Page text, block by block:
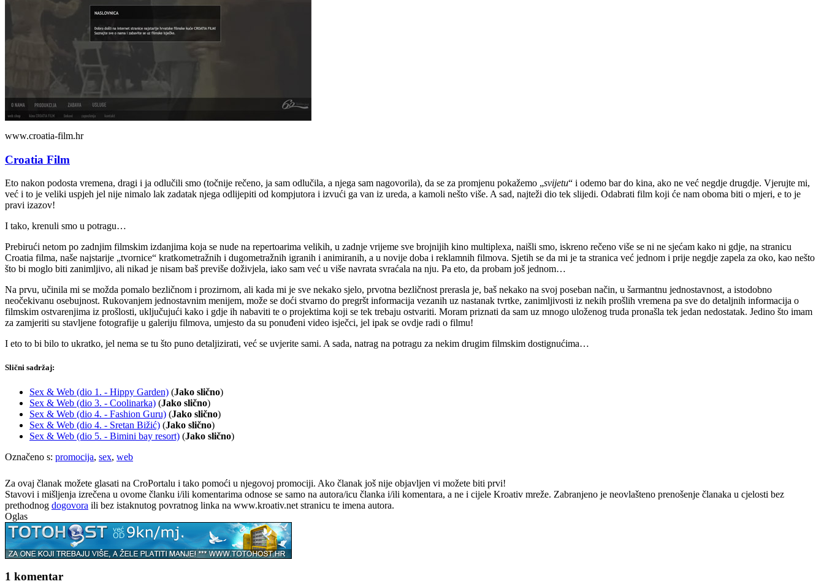
www.croatia-film.hr
Croatia Film
Eto nakon podosta vremena, dragi i ja odlučili smo (točnije rečeno, ja sam odlučila, a njega sam nagovorila), da se za promjenu pokažemo „svijetu“ i odemo bar do kina, ako ne već negdje drugdje. Vjerujte mi,
već i to je veliki uspjeh jel nije nimalo lak zadatak njega odlijepiti od kompjutora i izvući ga van iz ureda, a kamoli nešto više. A sad, najteži dio tek slijedi. Odabrati film koji će nam oboma biti o mjeri, e to je
pravi izazov!
I tako, krenuli smo u potragu…
Prebirući netom po zadnjim filmskim izdanjima koja se nude na repertoarima velikih, u zadnje vrijeme sve brojnijih kino multiplexa, naišli smo, iskreno rečeno više se ni ne sjećam kako ni gdje, na stranicu
Croatia filma, naše najstarije „tvornice“ kratkometražnih i dugometražnih igranih i animiranih, a u novije doba i reklamnih filmova. Sjetih se da mi je ta stranica već jednom i prije negdje zapela za oko, kao nešto
što bi moglo biti zanimljivo, ali nikad je nisam baš previše doživjela, iako sam već u više navrata svraćala na nju. Pa eto, da probam još jednom…
Na prvu, učinila mi se možda pomalo bezličnom i prozirnom, ali kada mi je sve nekako sjelo, prvotna bezličnost prerasla je, baš nekako na svoj poseban način, u šarmantnu jednostavnost, a istodobno
neočekivanu osebujnost. Rukovanjem jednostavnim menijem, može se doći stvarno do pregršt informacija vezanih uz nastanak tvrtke, zanimljivosti iz nekih prošlih vremena pa sve do detaljnih informacija o
filmskim ostvarenjima iz prošlosti, uključujući kako i gdje ih nabaviti te o projektima koji se tek trebaju ostvariti. Moram priznati da sam uz mnogo uloženog truda pronašla tek jedan nedostatak. Jedino što imam
za zamjeriti su stavljene fotografije u galeriju filmova, umjesto da su ponuđeni video isječci, jel ipak se ovdje radi o filmu!
I eto to bi bilo to ukratko, jel nema se tu što puno detaljizirati, već se uvjerite sami. A sada, natrag na potragu za nekim drugim filmskim dostignućima…
Slični sadržaj:
Sex & Web (dio 1. - Hippy Garden) (Jako slično)
Sex & Web (dio 3. - Coolinarka) (Jako slično)
Sex & Web (dio 4. - Fashion Guru) (Jako slično)
Sex & Web (dio 4. - Sretan Bižić) (Jako slično)
Sex & Web (dio 5. - Bimini bay resort) (Jako slično)
Označeno s: promocija, sex, web
Za ovaj članak možete glasati na CroPortalu i tako pomoći u njegovoj promociji. Ako članak još nije objavljen vi možete biti prvi!
Stavovi i mišljenja izrečena u ovome članku i/ili komentarima odnose se samo na autora/icu članka i/ili komentara, a ne i cijele Kroativ mreže. Zabranjeno je neovlašteno prenošenje članaka u cjelosti bez
prethodnog dogovora ili bez istaknutog povratnog linka na www.kroativ.net stranicu te imena autora.
Oglas
1 komentar